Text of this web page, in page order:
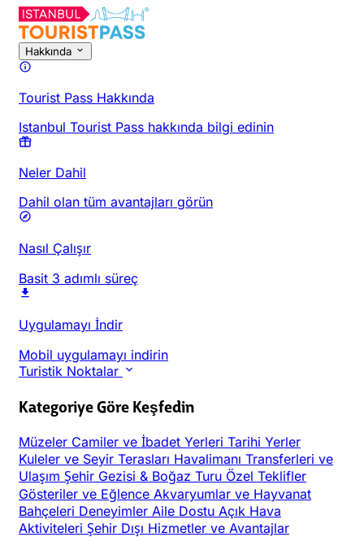
Hakkında
Tourist Pass Hakkında
Istanbul Tourist Pass hakkında bilgi edinin
Neler Dahil
Dahil olan tüm avantajları görün
Nasıl Çalışır
Basit 3 adımlı süreç
Uygulamayı İndir
Mobil uygulamayı indirin
Turistik Noktalar
Kategoriye Göre Keşfedin
Müzeler Camiler ve İbadet Yerleri Tarihi Yerler
Kuleler ve Seyir Terasları Havalimanı Transferleri ve
Ulaşım Şehir Gezisi & Boğaz Turu Özel Teklifler
Gösteriler ve Eğlence Akvaryumlar ve Hayvanat
Bahçeleri Deneyimler Aile Dostu Açık Hava
Aktiviteleri Şehir Dışı Hizmetler ve Avantajlar